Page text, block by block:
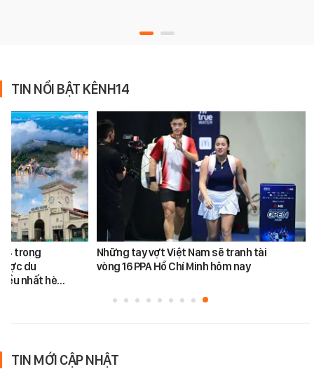
TIN NỔI BẬT KÊNH14
4 trong
du
nhất hè…
Những tay vợt Việt Nam sẽ tranh tài
vòng 16 PPA Hồ Chí Minh hôm nay
TIN MỚI CẬP NHẬT